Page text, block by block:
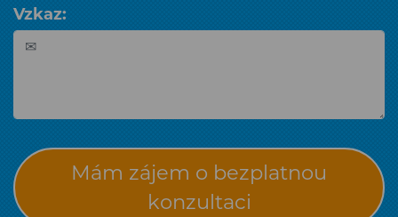
Vzkaz:
Mám zájem o bezplatnou
konzultaci